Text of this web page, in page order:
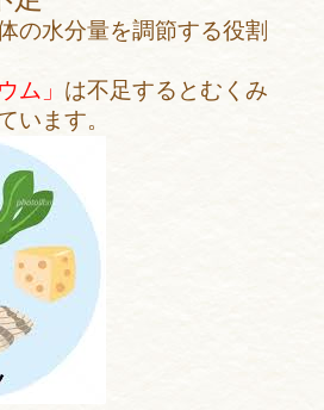
の水分量を調節する役割
ム」 は不足するとむくみ
います。